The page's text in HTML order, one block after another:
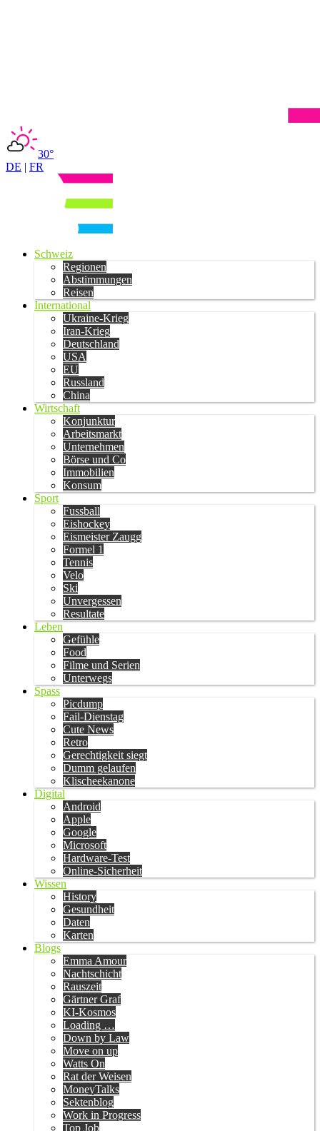
30°
DE | FR
Schweiz
Regionen
Abstimmungen
Reisen
International
Ukraine-Krieg
Iran-Krieg
Deutschland
USA
EU
Russland
China
Wirtschaft
Konjunktur
Arbeitsmarkt
Unternehmen
Börse und Co
Immobilien
Konsum
Sport
Fussball
Eishockey
Eismeister Zaugg
Formel 1
Tennis
Velo
Ski
Unvergessen
Resultate
Leben
Gefühle
Food
Filme und Serien
Unterwegs
Spass
Picdump
Fail-Dienstag
Cute News
Retro
Gerechtigkeit siegt
Dumm gelaufen
Klischeekanone
Digital
Android
Apple
Google
Microsoft
Hardware-Test
Online-Sicherheit
Wissen
History
Gesundheit
Daten
Karten
Blogs
Emma Amour
Nachtschicht
Rauszeit
Gärtner Graf
KI-Kosmos
Loading …
Down by Law
Move on up
Watts On
Rat der Weisen
MoneyTalks
Sektenblog
Work in Progress
Top Job